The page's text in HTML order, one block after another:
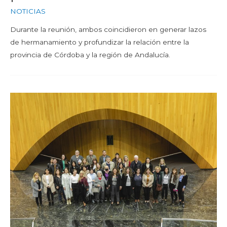
NOTICIAS
Durante la reunión, ambos coincidieron en generar lazos
de hermanamiento y profundizar la relación entre la
provincia de Córdoba y la región de Andalucía.